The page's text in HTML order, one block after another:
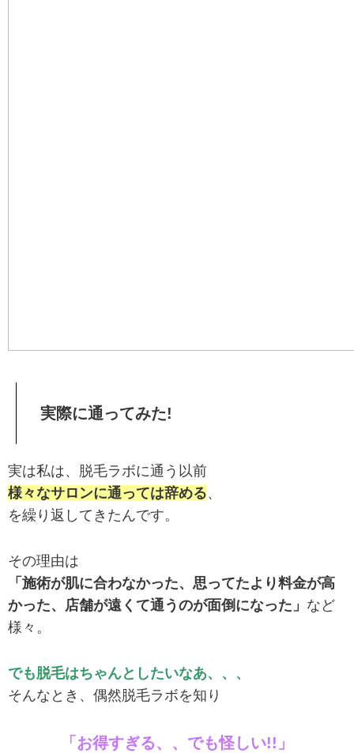
実際に通ってみた!
実は私は、脱毛ラボに通う以前
様々なサロンに通っては辞める、
を繰り返してきたんです。
その理由は
「施術が肌に合わなかった、思ってたより料金が高
かった、店舗が遠くて通うのが面倒になった」 など
様々。
でも脱毛はちゃんとしたいなあ、、、
そんなとき、偶然脱毛ラボを知り
「お得すぎる、、でも怪しい!!」